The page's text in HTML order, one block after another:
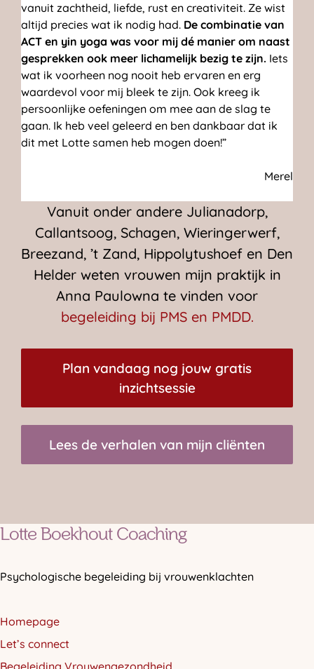
vanuit zachtheid, liefde, rust en creativiteit. Ze wist
altijd precies wat ik nodig had. De combinatie van
ACT en yin yoga was voor mij dé manier om naast
gesprekken ook meer lichamelijk bezig te zijn. Iets
wat ik voorheen nog nooit heb ervaren en erg
waardevol voor mij bleek te zijn. Ook kreeg ik
persoonlijke oefeningen om mee aan de slag te
gaan. Ik heb veel geleerd en ben dankbaar dat ik
dit met Lotte samen heb mogen doen!”
Merel
Vanuit onder andere Julianadorp,
Callantsoog, Schagen, Wieringerwerf,
Breezand, ’t Zand, Hippolytushoef en Den
Helder weten vrouwen mijn praktijk in
Anna Paulowna te vinden voor
begeleiding bij PMS en PMDD.
Plan vandaag nog jouw gratis
inzichtsessie
Lees de verhalen van mijn cliënten
Lotte Boekhout Coaching
Psychologische begeleiding bij vrouwenklachten
Homepage
Let’s connect